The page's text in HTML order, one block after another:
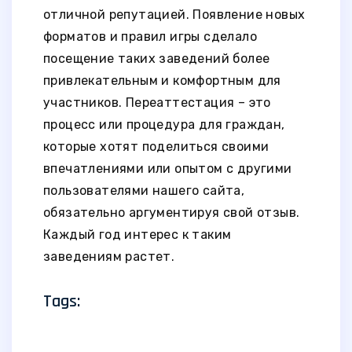
отличной репутацией. Появление новых
форматов и правил игры сделало
посещение таких заведений более
привлекательным и комфортным для
участников. Переаттестация – это
процесс или процедура для граждан,
которые хотят поделиться своими
впечатлениями или опытом с другими
пользователями нашего сайта,
обязательно аргументируя свой отзыв.
Каждый год интерес к таким
заведениям растет.
Tags: